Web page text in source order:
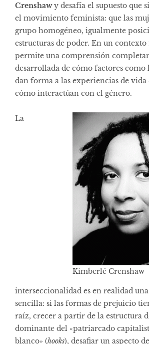
Crenshawy desafía el supuesto que
el movimiento feminista: que las
grupo homogéneo, igualmente
estructuras de poder. En un
permite una comprensión
desarrollada de cómo factores como
dan forma a las experiencias de vida
cómo interactúan con el género.
Kimberlé Crenshaw
La
interseccionalidad es en realidad
sencilla: si las formas de prejuicio
raíz, crecer a partir de la estructura
dominante del «patriarcado
blanco» (hooks), desafiar un aspecto